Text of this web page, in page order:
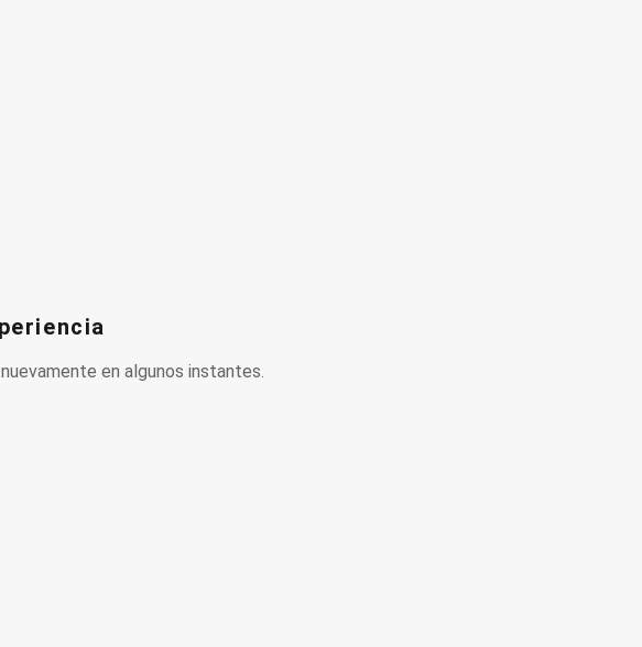
en algunos instantes.